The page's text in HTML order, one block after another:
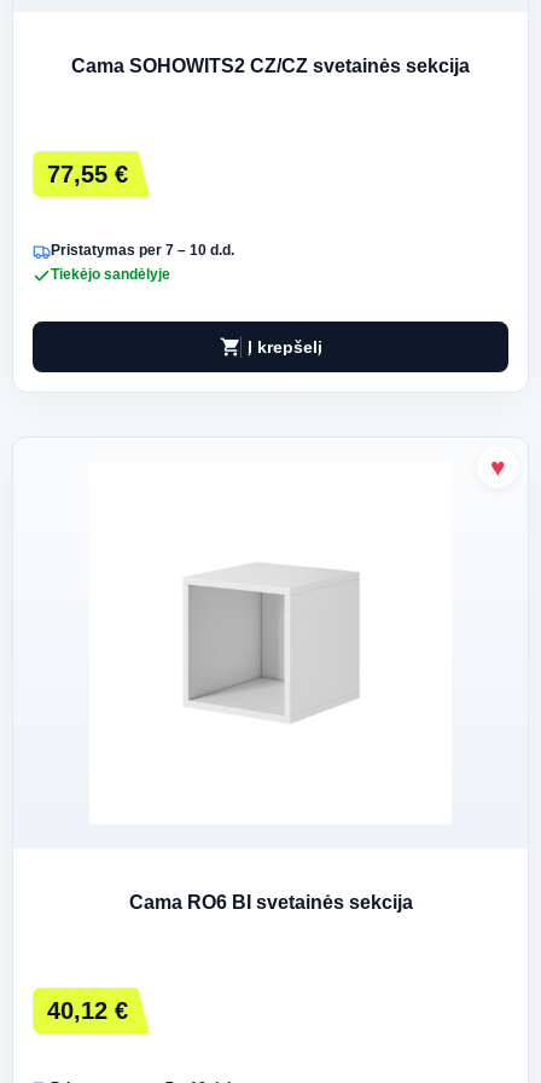
Cama SOHOWITS2 CZ/CZ svetainės sekcija
77,55 €
Pristatymas per 7 – 10 d.d.
Tiekėjo sandėlyje
shopping_cart Į krepšelį
Cama RO6 BI svetainės sekcija
40,12 €